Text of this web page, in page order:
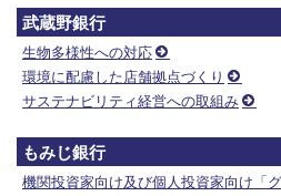
武蔵野銀行
生物多様性への対応
環境に配慮した店舗拠点づくり
サステナビリティ経営への取組み
もみじ銀行
機関投資家向け及び個人投資家向け「